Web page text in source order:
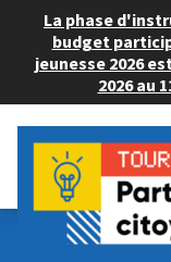
La phase
budget
jeunesse 2026
2026 au
Budget Participatif
💡 Déposer un projet